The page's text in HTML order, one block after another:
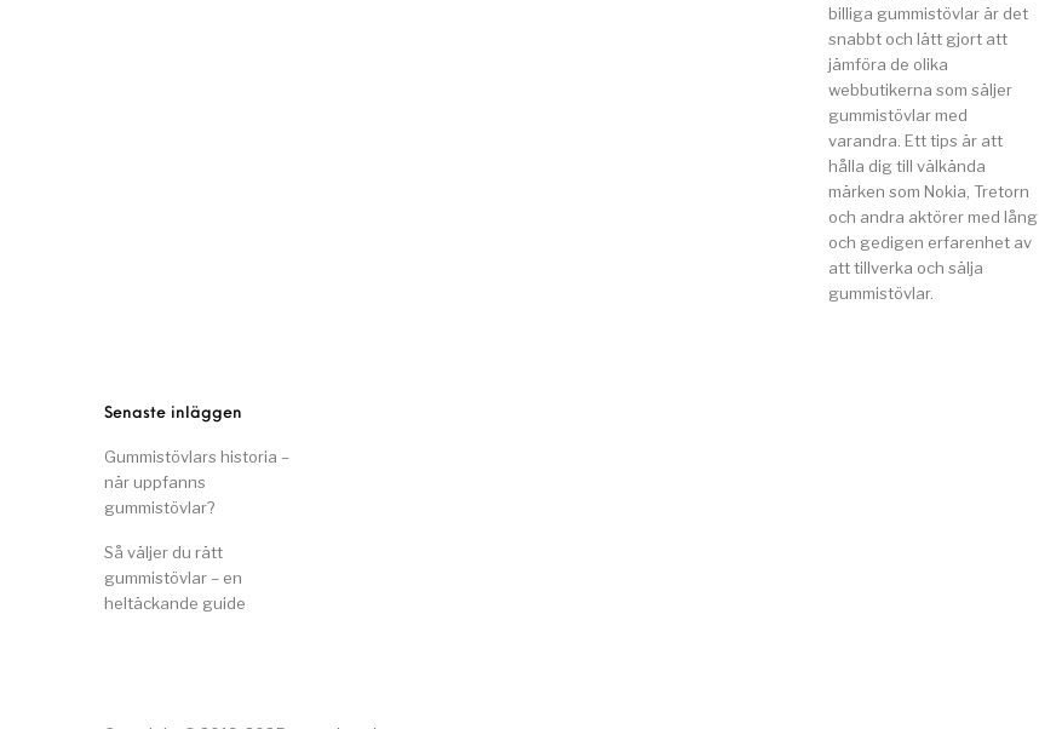
billiga gummistövlar är det
snabbt och lätt gjort att
jämföra de olika
webbutikerna som säljer
gummistövlar med
varandra. Ett tips är att
hålla dig till välkända
märken som Nokia, Tretorn
och andra aktörer med lång
och gedigen erfarenhet av
att tillverka och sälja
gummistövlar.
Senaste inläggen
Gummistövlars historia –
när uppfanns
gummistövlar?
Så väljer du rätt
gummistövlar – en
heltäckande guide